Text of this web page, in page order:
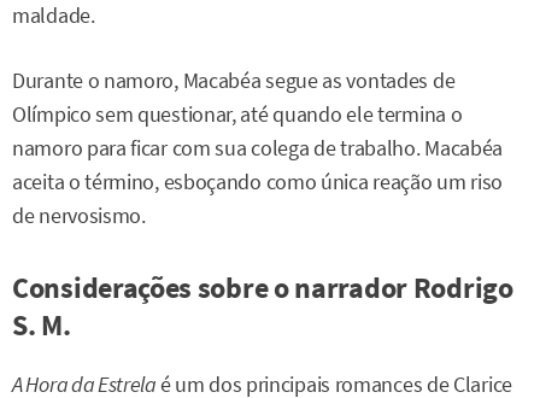
maldade.
Durante o namoro, Macabéa segue as vontades de
Olímpico sem questionar, até quando ele termina o
namoro para ficar com sua colega de trabalho. Macabéa
aceita o término, esboçando como única reação um riso
de nervosismo.
Considerações sobre o narrador Rodrigo
S. M.
A Hora da Estrelaé um dos principais romances de Clarice